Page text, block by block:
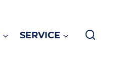
SERVICE